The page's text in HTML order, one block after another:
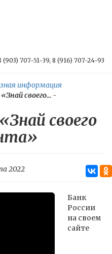
(903) 707-51-39, 8 (916) 707-24-93
информация
своего... -
своего
2022
Банк
России
на своем
сайте